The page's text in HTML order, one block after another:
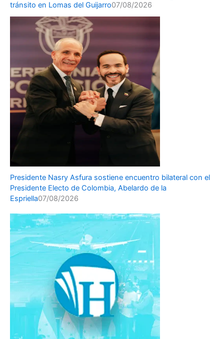
tránsito en Lomas del Guijarro07/08/2026
Presidente Nasry Asfura sostiene encuentro bilateral con el
Presidente Electo de Colombia, Abelardo de la
Espriella07/08/2026